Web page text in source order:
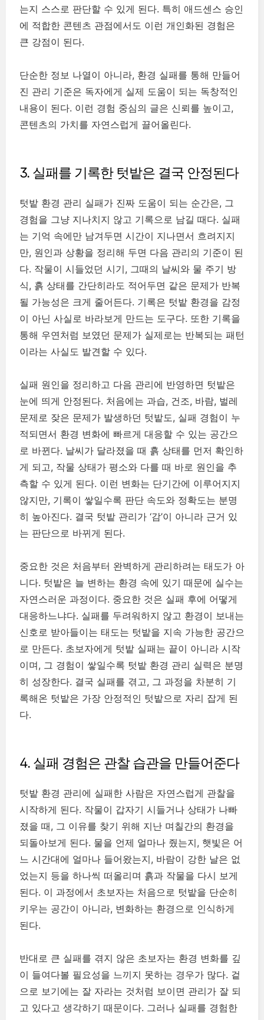
는지 스스로 판단할 수 있게 된다. 특히 애드센스 승인
에 적합한 콘텐츠 관점에서도 이런 개인화된 경험은
큰 강점이 된다.
단순한 정보 나열이 아니라, 환경 실패를 통해 만들어
진 관리 기준은 독자에게 실제 도움이 되는 독창적인
내용이 된다. 이런 경험 중심의 글은 신뢰를 높이고,
콘텐츠의 가치를 자연스럽게 끌어올린다.
3. 실패를 기록한 텃밭은 결국 안정된다
텃밭 환경 관리 실패가 진짜 도움이 되는 순간은, 그
경험을 그냥 지나치지 않고 기록으로 남길 때다. 실패
는 기억 속에만 남겨두면 시간이 지나면서 흐려지지
만, 원인과 상황을 정리해 두면 다음 관리의 기준이 된
다. 작물이 시들었던 시기, 그때의 날씨와 물 주기 방
식, 흙 상태를 간단히라도 적어두면 같은 문제가 반복
될 가능성은 크게 줄어든다. 기록은 텃밭 환경을 감정
이 아닌 사실로 바라보게 만드는 도구다. 또한 기록을
통해 우연처럼 보였던 문제가 실제로는 반복되는 패턴
이라는 사실도 발견할 수 있다.
실패 원인을 정리하고 다음 관리에 반영하면 텃밭은
눈에 띄게 안정된다. 처음에는 과습, 건조, 바람, 벌레
문제로 잦은 문제가 발생하던 텃밭도, 실패 경험이 누
적되면서 환경 변화에 빠르게 대응할 수 있는 공간으
로 바뀐다. 날씨가 달라졌을 때 흙 상태를 먼저 확인하
게 되고, 작물 상태가 평소와 다를 때 바로 원인을 추
측할 수 있게 된다. 이런 변화는 단기간에 이루어지지
않지만, 기록이 쌓일수록 판단 속도와 정확도는 분명
히 높아진다. 결국 텃밭 관리가 ‘감’이 아니라 근거 있
는 판단으로 바뀌게 된다.
중요한 것은 처음부터 완벽하게 관리하려는 태도가 아
니다. 텃밭은 늘 변하는 환경 속에 있기 때문에 실수는
자연스러운 과정이다. 중요한 것은 실패 후에 어떻게
대응하느냐다. 실패를 두려워하지 않고 환경이 보내는
신호로 받아들이는 태도는 텃밭을 지속 가능한 공간으
로 만든다. 초보자에게 텃밭 실패는 끝이 아니라 시작
이며, 그 경험이 쌓일수록 텃밭 환경 관리 실력은 분명
히 성장한다. 결국 실패를 겪고, 그 과정을 차분히 기
록해온 텃밭은 가장 안정적인 텃밭으로 자리 잡게 된
다.
4. 실패 경험은 관찰 습관을 만들어준다
텃밭 환경 관리에 실패한 사람은 자연스럽게 관찰을
시작하게 된다. 작물이 갑자기 시들거나 상태가 나빠
졌을 때, 그 이유를 찾기 위해 지난 며칠간의 환경을
되돌아보게 된다. 물을 언제 얼마나 줬는지, 햇빛은 어
느 시간대에 얼마나 들어왔는지, 바람이 강한 날은 없
었는지 등을 하나씩 떠올리며 흙과 작물을 다시 보게
된다. 이 과정에서 초보자는 처음으로 텃밭을 단순히
키우는 공간이 아니라, 변화하는 환경으로 인식하게
된다.
반대로 큰 실패를 겪지 않은 초보자는 환경 변화를 깊
이 들여다볼 필요성을 느끼지 못하는 경우가 많다. 겉
으로 보기에는 잘 자라는 것처럼 보이면 관리가 잘 되
고 있다고 생각하기 때문이다. 그러나 실패를 경험한